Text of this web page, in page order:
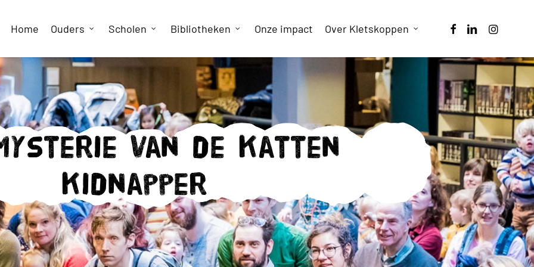
Home Ouders Scholen Bibliotheken Onze impact Over Kletskoppen facebooklinkedininstagram
van de katten
kidnapper